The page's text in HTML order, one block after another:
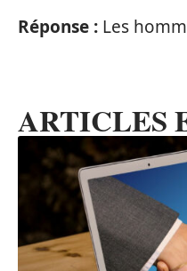
Réponse : Les
ARTICLES